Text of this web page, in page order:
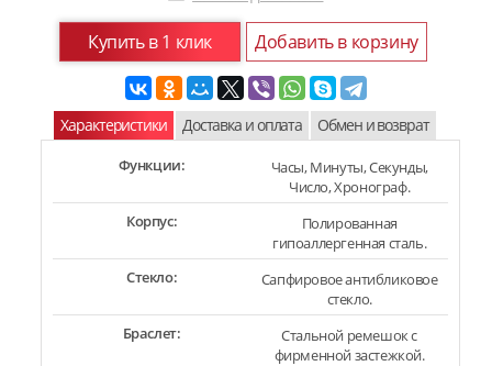
Купить в 1 клик Добавить в корзину
Характеристики Доставка и оплата Обмен и возврат
Функции:
Часы, Минуты, Секунды,
Число, Хронограф.
Корпус:
Полированная
гипоаллергенная сталь.
Стекло:
Сапфировое антибликовое
стекло.
Браслет:
Стальной ремешок с
фирменной застежкой.